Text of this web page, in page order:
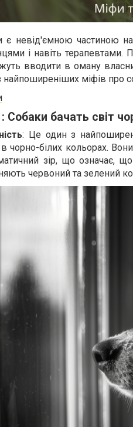
є невід'ємною частиною
і навіть терапевтами.
вводити в оману
найпоширеніших міфів про
Собаки бачать світ
: Це один з
в чорно-білих кольорах.
зір, що означає,
червоний та зелений